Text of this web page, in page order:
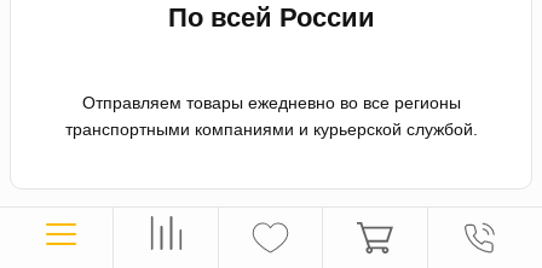
По всей России
Отправляем товары ежедневно во все регионы
транспортными компаниями и курьерской службой.
Оплата